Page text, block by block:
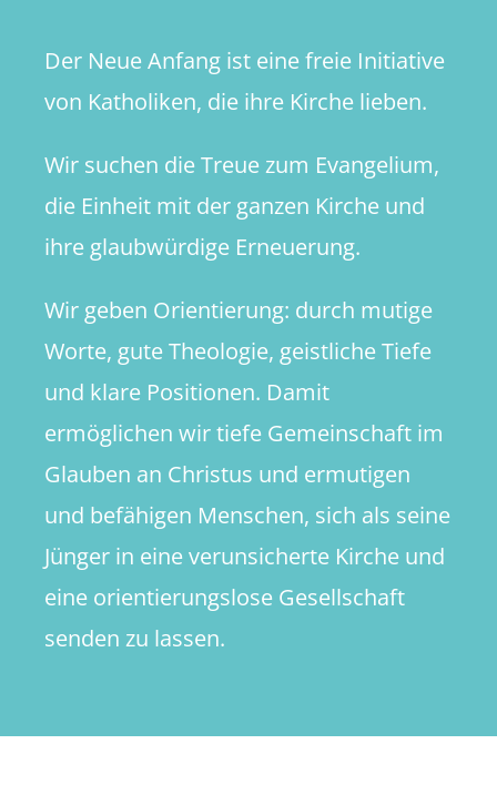
Der Neue Anfang ist eine freie Initiative
von Katholiken, die ihre Kirche lieben.
Wir suchen die Treue zum Evangelium,
die Einheit mit der ganzen Kirche und
ihre glaubwürdige Erneuerung.
Wir geben Orientierung: durch mutige
Worte, gute Theologie, geistliche Tiefe
und klare Positionen. Damit
ermöglichen wir tiefe Gemeinschaft im
Glauben an Christus und ermutigen
und befähigen Menschen, sich als seine
Jünger in eine verunsicherte Kirche und
eine orientierungslose Gesellschaft
senden zu lassen.